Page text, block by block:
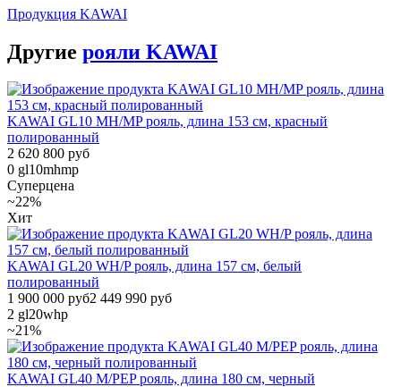
Продукция KAWAI
Другие рояли KAWAI
KAWAI GL10 MH/MP рояль, длина 153 см, красный
полированный
2 620 800 руб
0 gl10mhmp
Суперцена
~22%
Хит
KAWAI GL20 WH/P рояль, длина 157 см, белый
полированный
1 900 000 руб2 449 990 руб
2 gl20whp
~21%
KAWAI GL40 M/PEP рояль, длина 180 см, черный